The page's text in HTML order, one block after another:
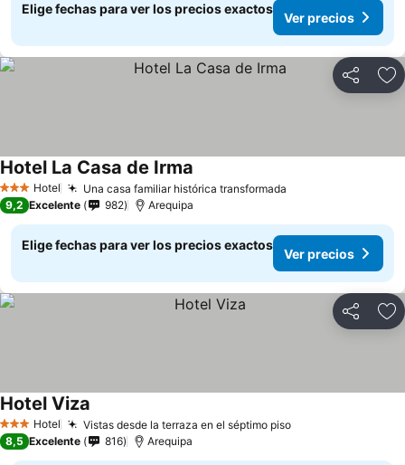
Elige fechas para ver los precios exactos
Ver precios
Compartir
3 Estrellas
Hotel Una casa familiar histórica transformada
Hotel La Casa de Irma
9,2 Excelente 982 Arequipa
Elige fechas para ver los precios exactos
Ver precios
Compartir
3 Estrellas
Hotel Vistas desde la terraza en el séptimo piso
Hotel Viza
8,5 Excelente 816 Arequipa